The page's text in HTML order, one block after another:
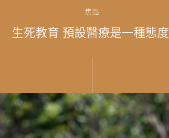
焦點
生死教育 預設醫療是一種態度